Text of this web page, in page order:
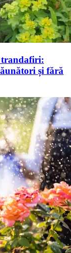
trandafiri:
și fără